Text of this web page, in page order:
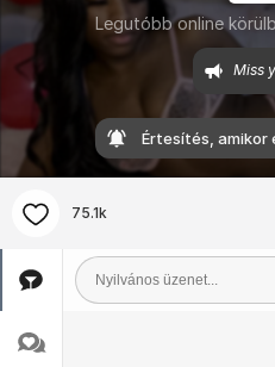
Legutóbb online
Miss
Értesítés, amikor
75.1k